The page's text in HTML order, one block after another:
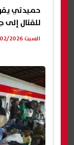
حميدتي يقر
للقتال إلى
السبت 21/02/2026 10:34 ص